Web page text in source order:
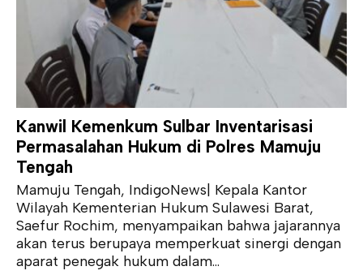
Kanwil Kemenkum Sulbar Inventarisasi
Permasalahan Hukum di Polres Mamuju
Tengah
Mamuju Tengah, IndigoNews| Kepala Kantor
Wilayah Kementerian Hukum Sulawesi Barat,
Saefur Rochim, menyampaikan bahwa jajarannya
akan terus berupaya memperkuat sinergi dengan
aparat penegak hukum dalam...